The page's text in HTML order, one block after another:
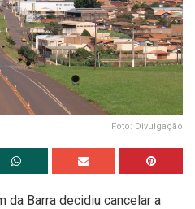
Foto: Divulgação
da Barra decidiu cancelar a